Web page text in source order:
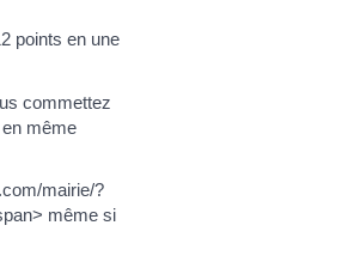
points en une
commettez
même
mairie/?
même si